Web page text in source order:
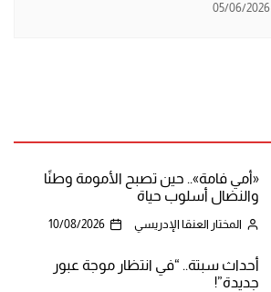
05/06/2026
«أمي فامة».. حين تصبح الأمومة وطنًا
والنضال أسلوب حياة
المختار العنقا الإدريسي 10/08/2026
أحداث سبتة.. “في انتظار موجة عبور
جديدة”!